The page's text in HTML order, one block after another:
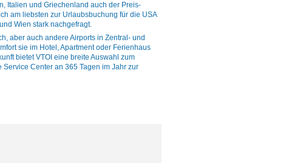
Italien und Griechenland auch der Preis-
am liebsten zur Urlaubsbuchung für die USA
Wien stark nachgefragt.
aber auch andere Airports in Zentral- und
sie im Hotel, Apartment oder Ferienhaus
bietet VTOI eine breite Auswahl zum
Center an 365 Tagen im Jahr zur